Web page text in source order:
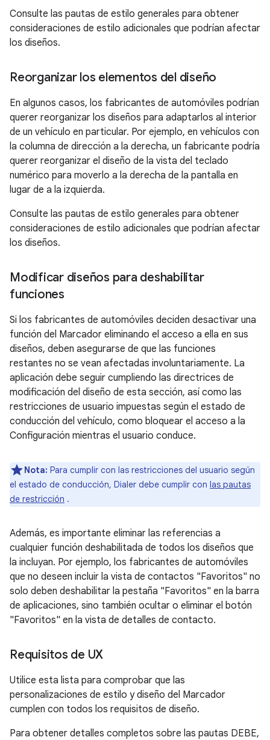
Consulte las pautas de estilo generales para obtener
consideraciones de estilo adicionales que podrían afectar
los diseños.
Reorganizar los elementos del diseño
En algunos casos, los fabricantes de automóviles podrían
querer reorganizar los diseños para adaptarlos al interior
de un vehículo en particular. Por ejemplo, en vehículos con
la columna de dirección a la derecha, un fabricante podría
querer reorganizar el diseño de la vista del teclado
numérico para moverlo a la derecha de la pantalla en
lugar de a la izquierda.
Consulte las pautas de estilo generales para obtener
consideraciones de estilo adicionales que podrían afectar
los diseños.
Modificar diseños para deshabilitar
funciones
Si los fabricantes de automóviles deciden desactivar una
función del Marcador eliminando el acceso a ella en sus
diseños, deben asegurarse de que las funciones
restantes no se vean afectadas involuntariamente. La
aplicación debe seguir cumpliendo las directrices de
modificación del diseño de esta sección, así como las
restricciones de usuario impuestas según el estado de
conducción del vehículo, como bloquear el acceso a la
Configuración mientras el usuario conduce.
Nota: Para cumplir con las restricciones del usuario según
el estado de conducción, Dialer debe cumplir con las pautas
de restricción .
Además, es importante eliminar las referencias a
cualquier función deshabilitada de todos los diseños que
la incluyan. Por ejemplo, los fabricantes de automóviles
que no deseen incluir la vista de contactos "Favoritos" no
solo deben deshabilitar la pestaña "Favoritos" en la barra
de aplicaciones, sino también ocultar o eliminar el botón
"Favoritos" en la vista de detalles de contacto.
Requisitos de UX
Utilice esta lista para comprobar que las
personalizaciones de estilo y diseño del Marcador
cumplen con todos los requisitos de diseño.
Para obtener detalles completos sobre las pautas DEBE,